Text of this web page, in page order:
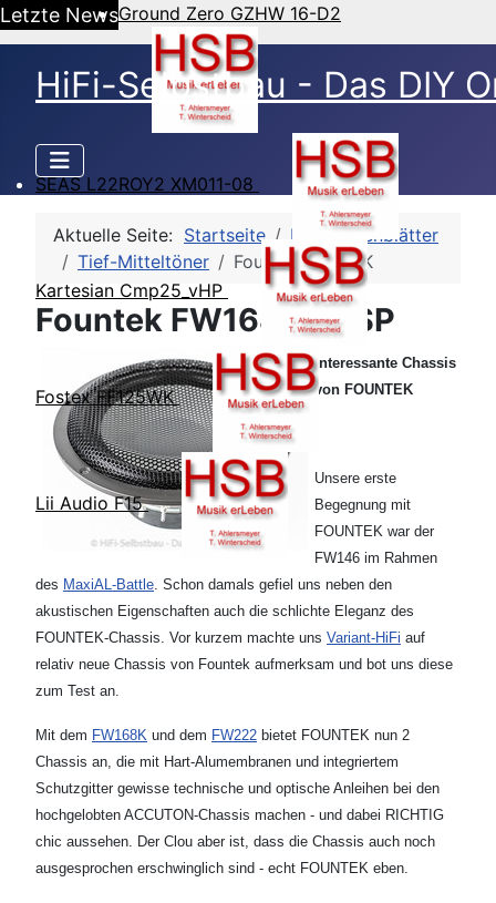
Letzte NewsGround Zero GZHW 16-D2
SEAS L22ROY2 XM011-08
Kartesian Cmp25_vHP
Fostex FF125WK
Lii Audio F15
HiFi-Selbstbau - Das DIY
Aktuelle Seite: Startseite
HSB-Datenblätter
Tief-Mitteltöner
Fountek FW168K
Fountek FW168K - TSP
Interessante Chassis
von FOUNTEK
Unsere erste
Begegnung mit
FOUNTEK war der
FW146 im Rahmen
des MaxiAL-Battle. Schon damals gefiel uns neben den
akustischen Eigenschaften auch die schlichte Eleganz des
FOUNTEK-Chassis. Vor kurzem machte uns Variant-HiFi auf
relativ neue Chassis von Fountek aufmerksam und bot uns diese
zum Test an.
Mit dem FW168K und dem FW222 bietet FOUNTEK nun 2
Chassis an, die mit Hart-Alumembranen und integriertem
Schutzgitter gewisse technische und optische Anleihen bei den
hochgelobten ACCUTON-Chassis machen - und dabei RICHTIG
chic aussehen. Der Clou aber ist, dass die Chassis auch noch
ausgesprochen erschwinglich sind - echt FOUNTEK eben.